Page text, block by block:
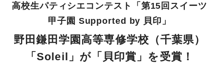
高校生パティシエコンテスト「第15回スイーツ
甲子園 Supported by 貝印」
野田鎌田学園高等専修学校（千葉県）
「Soleil」が「貝印賞」を受賞！